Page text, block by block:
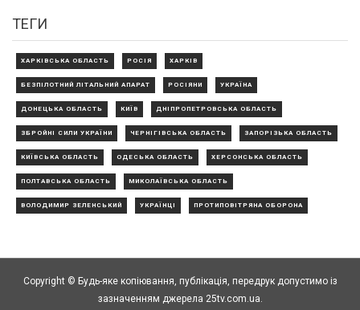
ТЕГИ
ХАРКІВСЬКА ОБЛАСТЬ РОСІЯ ХАРКІВ
БЕЗПІЛОТНИЙ ЛІТАЛЬНИЙ АПАРАТ РОСІЯНИ УКРАЇНА
ДОНЕЦЬКА ОБЛАСТЬ КИЇВ ДНІПРОПЕТРОВСЬКА ОБЛАСТЬ
ЗБРОЙНІ СИЛИ УКРАЇНИ ЧЕРНІГІВСЬКА ОБЛАСТЬ ЗАПОРІЗЬКА ОБЛАСТЬ
КИЇВСЬКА ОБЛАСТЬ ОДЕСЬКА ОБЛАСТЬ ХЕРСОНСЬКА ОБЛАСТЬ
ПОЛТАВСЬКА ОБЛАСТЬ МИКОЛАЇВСЬКА ОБЛАСТЬ
ВОЛОДИМИР ЗЕЛЕНСЬКИЙ УКРАЇНЦІ ПРОТИПОВІТРЯНА ОБОРОНА
Copyright © Будь-яке копiювання, публiкацiя, передрук допустимо із
зазначенням джерела 25tv.com.ua.